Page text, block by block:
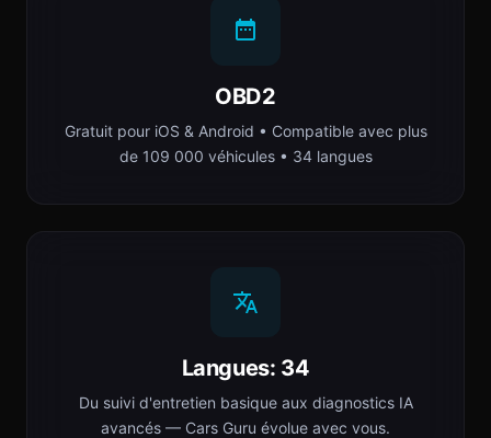
OBD2
Gratuit pour iOS & Android • Compatible avec plus
de 109 000 véhicules • 34 langues
Langues: 34
Du suivi d'entretien basique aux diagnostics IA
avancés — Cars Guru évolue avec vous.